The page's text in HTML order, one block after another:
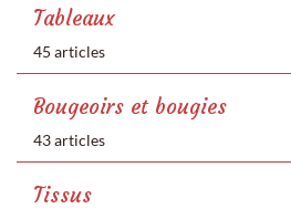
Tableaux
45 articles
Bougeoirs et bougies
43 articles
Tissus